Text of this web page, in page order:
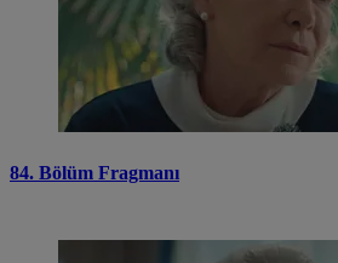
84. Bölüm Fragmanı